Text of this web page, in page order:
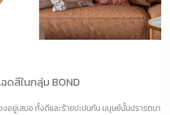
ฉดสีในกลุ่ม BOND
งอยู่เสมอ ทั้งดีและร้ายปะปนกัน มนุษย์นั้นปรารถนา